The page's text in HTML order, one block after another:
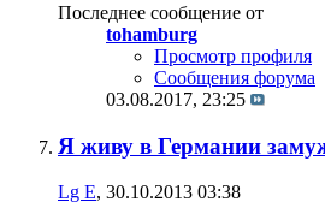
Последнее сообщение от
tohamburg
Просмотр профиля
Сообщения форума
03.08.2017, 23:25
Я живу в Германии
Lg E, 30.10.2013 03:38